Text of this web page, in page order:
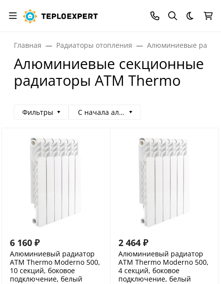
Темная
Главная Радиаторы отопления Алюминиевые
Алюминиевые секционные
радиаторы ATM Thermo
Фильтры С начала алфавита
6 160 ₽
Алюминиевый радиатор
ATM Thermo Moderno 500,
10 секций, боковое
подключение, белый
2 464 ₽
Алюминиевый радиатор
ATM Thermo Moderno 500,
4 секций, боковое
подключение, белый